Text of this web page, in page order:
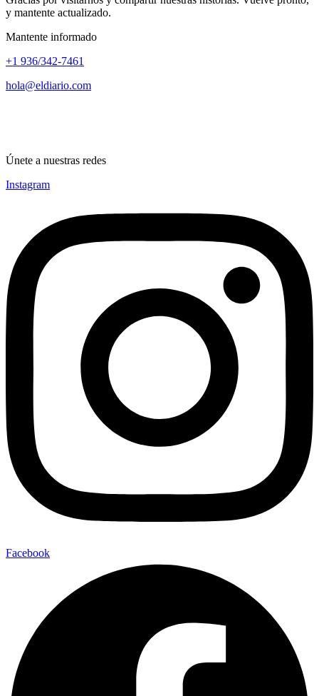
y mantente actualizado.
Mantente informado
+1 936/342-7461
hola@eldiario.com
Únete a nuestras redes
Instagram
Facebook